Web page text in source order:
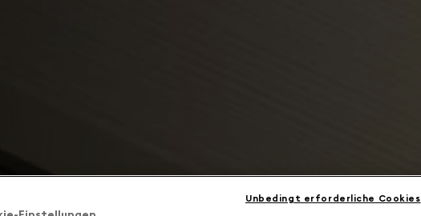
Unbedingt erforderliche Cookies